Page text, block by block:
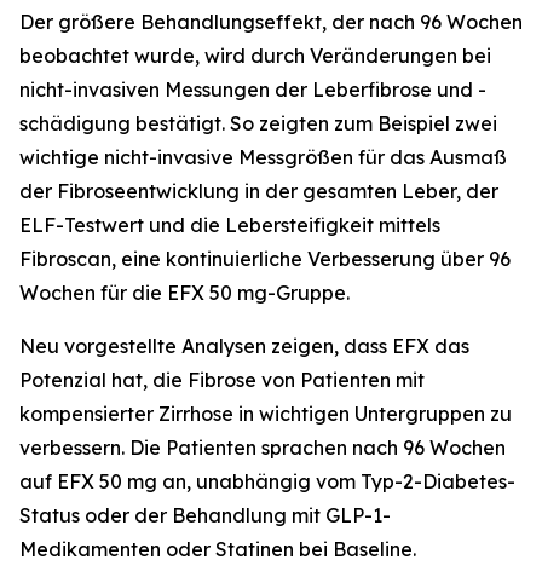
Der größere Behandlungseffekt, der nach 96 Wochen
beobachtet wurde, wird durch Veränderungen bei
nicht-invasiven Messungen der Leberfibrose und -
schädigung bestätigt. So zeigten zum Beispiel zwei
wichtige nicht-invasive Messgrößen für das Ausmaß
der Fibroseentwicklung in der gesamten Leber, der
ELF-Testwert und die Lebersteifigkeit mittels
Fibroscan, eine kontinuierliche Verbesserung über 96
Wochen für die EFX 50 mg-Gruppe.
Neu vorgestellte Analysen zeigen, dass EFX das
Potenzial hat, die Fibrose von Patienten mit
kompensierter Zirrhose in wichtigen Untergruppen zu
verbessern. Die Patienten sprachen nach 96 Wochen
auf EFX 50 mg an, unabhängig vom Typ-2-Diabetes-
Status oder der Behandlung mit GLP-1-
Medikamenten oder Statinen bei Baseline.